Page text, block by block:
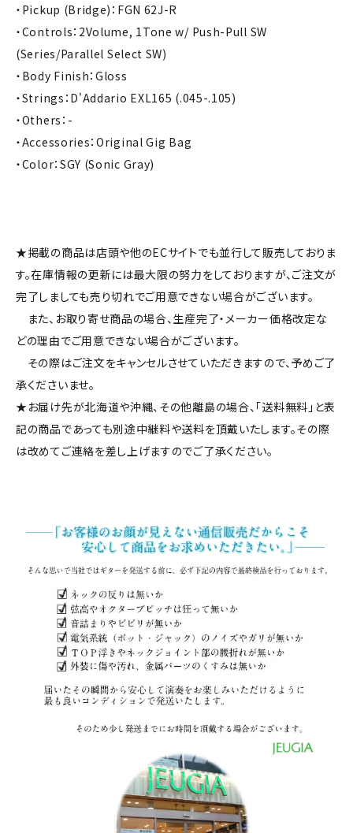
・Pickup (Bridge)：FGN 62J-R
・Controls：2Volume, 1Tone w/ Push-Pull SW
(Series/Parallel Select SW)
・Body Finish：Gloss
・Strings：D'Addario EXL165 (.045-.105)
・Others：-
・Accessories：Original Gig Bag
・Color：SGY (Sonic Gray)
★掲載の商品は店頭や他のECサイトでも並行して販売しておりま
す。在庫情報の更新には最大限の努力をしておりますが、ご注文が
完了しましても売り切れでご用意できない場合がございます。
また、お取り寄せ商品の場合、生産完了・メーカー価格改定な
どの理由でご用意できない場合がございます。
その際はご注文をキャンセルさせていただきますので、予めご了
承くださいませ。
★お届け先が北海道や沖縄、その他離島の場合、「送料無料」と表
記の商品であっても別途中継料や送料を頂戴いたします。その際
は改めてご連絡を差し上げますのでご了承ください。